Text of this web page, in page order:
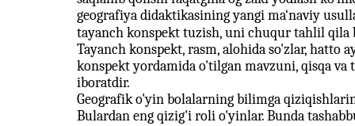
geografiya didaktikasining yangi ma‘naviy
tayanch konspekt tuzish, uni chuqur tahlil
Tayanch konspekt, rasm, alohida so'zlar, hatto
konspekt yordamida o'tilgan mavzuni, qisqa
iboratdir.
Geografik o'yin bolalarning bilimga
Bulardan eng qizig'i roli o'yinlar. Bunda